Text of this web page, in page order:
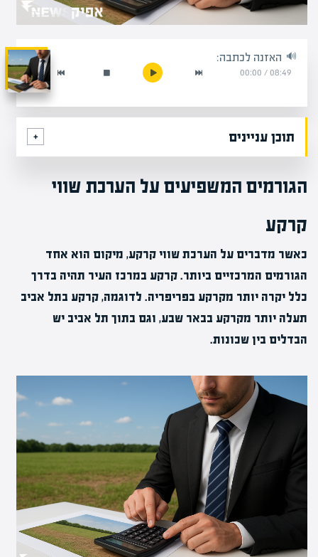
האזנה לכתבה:
08:49
/
00:00
תוכן עניינים
הגורמים המשפיעים על הערכת שווי
קרקע
כאשר מדברים על הערכת שווי קרקע, מיקום הוא אחד
הגורמים המרכזיים ביותר. קרקע במרכז העיר תהיה בדרך
כלל יקרה יותר מקרקע בפריפריה. לדוגמה, קרקע בתל אביב
תעלה יותר מקרקע בבאר שבע, וגם בתוך תל אביב יש
הבדלים בין שכונות.